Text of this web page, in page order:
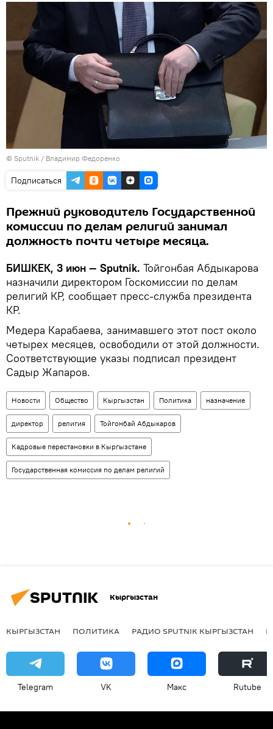
© Sputnik / Владимир Федоренко
Подписаться
Прежний руководитель Государственной
комиссии по делам религий занимал
должность почти четыре месяца.
БИШКЕК, 3 июн — Sputnik. Тойгонбая Абдыкарова
назначили директором Госкомиссии по делам
религий КР, сообщает пресс-служба президента
КР.
Медера Карабаева, занимавшего этот пост около
четырех месяцев, освободили от этой должности.
Соответствующие указы подписал президент
Садыр Жапаров.
Новости Общество Кыргызстан Политика назначение
директор религия Тойгонбай Абдыкаров
Кадровые перестановки в Кыргызстане
Государственная комиссия по делам религий
Кыргызстан
КЫРГЫЗСТАН ПОЛИТИКА РАДИО SPUTNIK КЫРГЫЗСТАН
Telegram VK Макс Rutube